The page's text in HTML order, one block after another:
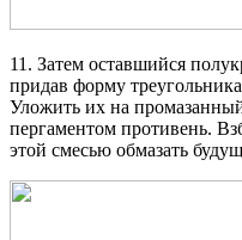
11. Затем оставшийся
придав форму
Уложить их на
пергаментом противень.
этой смесью обмазать